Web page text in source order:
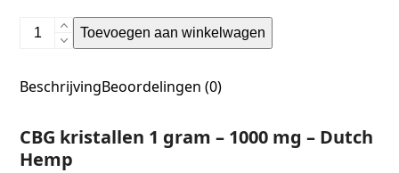
Toevoegen aan winkelwagen
BeschrijvingBeoordelingen (0)
CBG kristallen 1 gram – 1000 mg – Dutch
Hemp